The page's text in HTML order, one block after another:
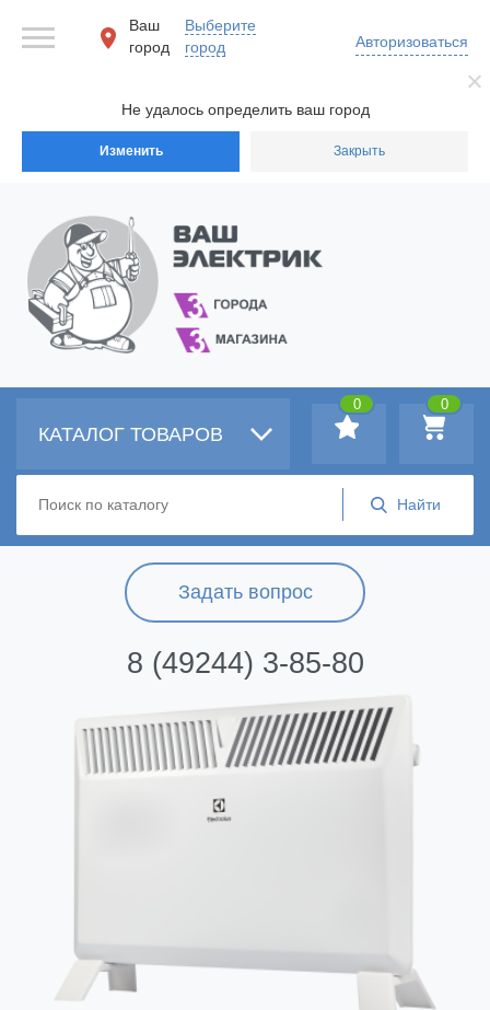
Не удалось определить ваш город
Изменить Закрыть
Ваш
город
Выберите
город
Авторизоваться
Задать вопрос
8 (49244) 3-85-80
КАТАЛОГ ТОВАРОВ
0
0